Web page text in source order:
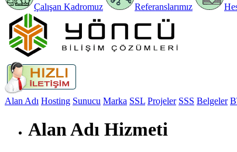
Çalışan Kadromuz Referanslarımız
Alan Adı Hosting Sunucu Marka SSL Projeler SSS Belgeler
Alan Adı Hizmeti